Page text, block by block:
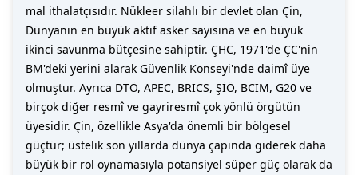
mal ithalatçısıdır. Nükleer silahlı bir devlet olan Çin,
Dünyanın en büyük aktif asker sayısına ve en büyük
ikinci savunma bütçesine sahiptir. ÇHC, 1971'de ÇC'nin
BM'deki yerini alarak Güvenlik Konseyi'nde daimî üye
olmuştur. Ayrıca DTÖ, APEC, BRICS, ŞİÖ, BCIM, G20 ve
birçok diğer resmî ve gayriresmî çok yönlü örgütün
üyesidir. Çin, özellikle Asya'da önemli bir bölgesel
güçtür; üstelik son yıllarda dünya çapında giderek daha
büyük bir rol oynamasıyla potansiyel süper güç olarak da